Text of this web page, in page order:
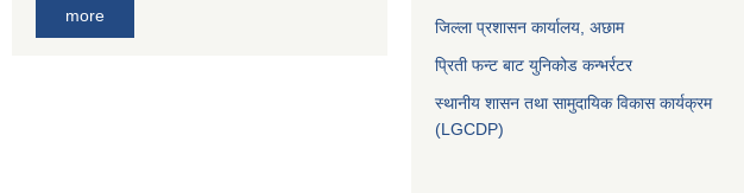
more
जिल्ला प्रशासन कार्यालय, अछाम
प्रिती फन्ट बाट युनिकोड कन्भर्रटर
स्थानीय शासन तथा सामुदायिक विकास कार्यक्रम
(LGCDP)